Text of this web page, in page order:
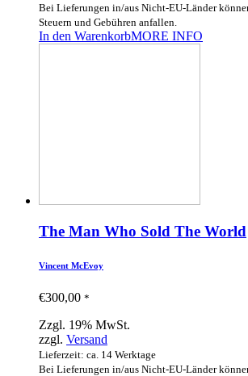
Bei Lieferungen in/aus Nicht-EU-Länder
Steuern und Gebühren anfallen.
In den WarenkorbMORE INFO
The Man Who Sold The World
Vincent McEvoy
€300,00 *
Zzgl. 19% MwSt.
zzgl. Versand
Lieferzeit: ca. 14 Werktage
Bei Lieferungen in/aus Nicht-EU-Länder